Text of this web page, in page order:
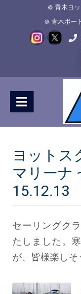
青木ヨ
青木ボー
ヨットス
マリーナ
15.12.13
セーリングク
たしました。
が、皆様楽しそ